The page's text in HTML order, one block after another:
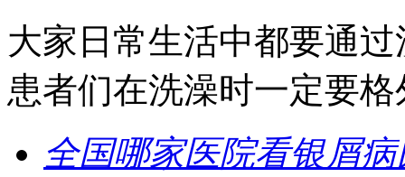
大家日常生活中都要通
患者们在洗澡时一定要格
全国哪家医院看银屑